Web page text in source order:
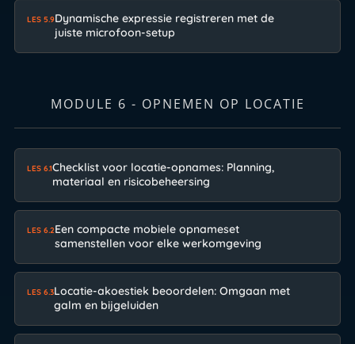
LES 5.9Dynamische expressie registreren met de
juiste microfoon-setup
MODULE 6 - OPNEMEN OP LOCATIE
LES 6.1Checklist voor locatie-opnames: Planning,
materiaal en risicobeheersing
LES 6.2Een compacte mobiele opnameset
samenstellen voor elke werkomgeving
LES 6.3Locatie-akoestiek beoordelen: Omgaan met
galm en bijgeluiden